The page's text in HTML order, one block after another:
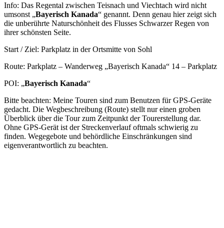
Info: Das Regental zwischen Teisnach und Viechtach wird nicht
umsonst „Bayerisch Kanada“ genannt. Denn genau hier zeigt sich
die unberührte Naturschönheit des Flusses Schwarzer Regen von
ihrer schönsten Seite.
Start / Ziel: Parkplatz in der Ortsmitte von Sohl
Route: Parkplatz – Wanderweg „Bayerisch Kanada“ 14 – Parkplatz
POI: „Bayerisch Kanada“
Bitte beachten: Meine Touren sind zum Benutzen für GPS-Geräte
gedacht. Die Wegbeschreibung (Route) stellt nur einen groben
Überblick über die Tour zum Zeitpunkt der Tourerstellung dar.
Ohne GPS-Gerät ist der Streckenverlauf oftmals schwierig zu
finden. Wegegebote und behördliche Einschränkungen sind
eigenverantwortlich zu beachten.